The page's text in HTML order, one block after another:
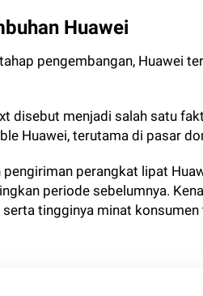
Huawei
pengembangan, Huawei
disebut menjadi salah satu
Huawei, terutama di pasar
perangkat lipat
periode sebelumnya.
tingginya minat